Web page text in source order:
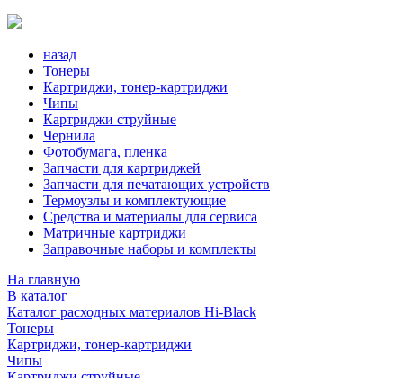
назад
Тонеры
Картриджи, тонер-картриджи
Чипы
Картриджи струйные
Чернила
Фотобумага, пленка
Запчасти для картриджей
Запчасти для печатающих устройств
Термоузлы и комплектующие
Средства и материалы для сервиса
Матричные картриджи
Заправочные наборы и комплекты
На главную
В каталог
Каталог расходных материалов Hi-Black
Тонеры
Картриджи, тонер-картриджи
Чипы